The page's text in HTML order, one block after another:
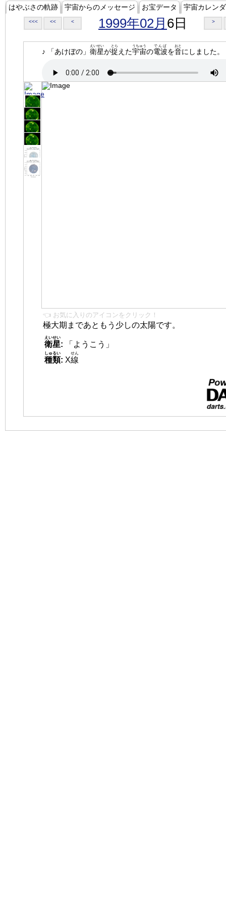
はやぶさの軌跡 宇宙からのメッセージ お宝データ 宇宙カレン
<<< << < 1999年02月 6日 >
♪ 「あけぼの」 衛星
えいせい
が捉
とら
えた宇宙
うちゅう
の電波
でんぱ
を音
おと
にしました。
👈 お気に入りのアイコンをクリック！
極大期まであともう少しの太陽です。
衛星
えいせい
:
「ようこう」
種類
しゅるい
: X線
せん